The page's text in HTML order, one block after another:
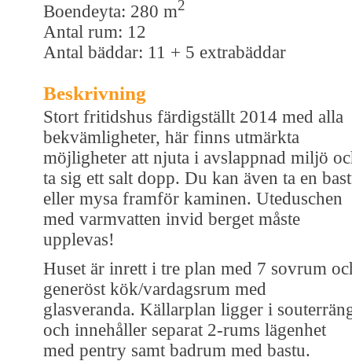
Boendeyta: 280 m2
Antal rum: 12
Antal bäddar: 11 + 5 extrabäddar
Beskrivning
Stort fritidshus färdigställt 2014 med alla
bekvämligheter, här finns utmärkta
möjligheter att njuta i avslappnad miljö
ta sig ett salt dopp. Du kan även ta en
eller mysa framför kaminen. Uteduschen
med varmvatten invid berget måste
upplevas!
Huset är inrett i tre plan med 7 sovrum
generöst kök/vardagsrum med
glasveranda. Källarplan ligger i
och innehåller separat 2-rums lägenhet
med pentry samt badrum med bastu.